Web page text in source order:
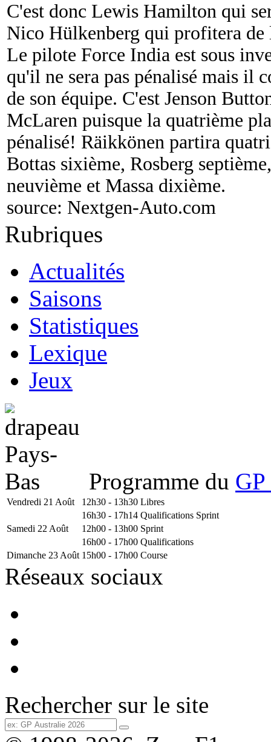
C'est donc Lewis Hamilton qui
Nico Hülkenberg qui profitera de
Le pilote Force India est sous
qu'il ne sera pas pénalisé mais il
de son équipe. C'est Jenson
McLaren puisque la quatrième
pénalisé! Räikkönen partira
Bottas sixième, Rosberg
neuvième et Massa dixième.
source: Nextgen-Auto.com
Rubriques
Actualités
Saisons
Statistiques
Lexique
Jeux
Programme du
Vendredi 21 Août 12h30 - 13h30 Libres
16h30 - 17h14 Qualifications Sprint
Samedi 22 Août
12h00 - 13h00 Sprint
16h00 - 17h00 Qualifications
Dimanche 23 Août 15h00 - 17h00 Course
Réseaux sociaux
Rechercher sur le site